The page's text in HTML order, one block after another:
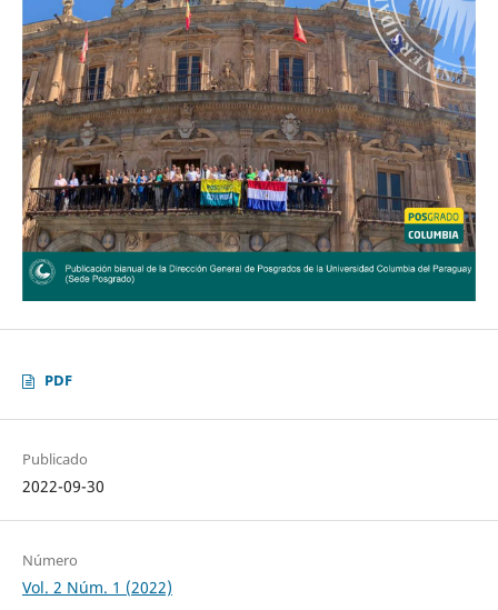
PDF
Publicado
2022-09-30
Número
Vol. 2 Núm. 1 (2022)